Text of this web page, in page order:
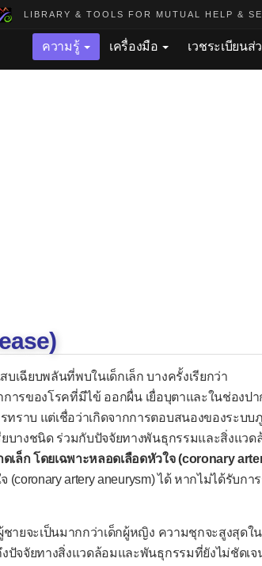
LIBRARY & TOOLS FOR MUTUAL HELP &
ความรู้ เครื่องมือ เวชระเบียนส่
เฉียบพลันที่พบในเด็กเล็ก บางครั้งเรียกว่า
รของโรคที่มีไข้ ออกผื่น เยื่อบุตาและในช่องปา
ราบ แต่เชื่อว่าเกิดจากการตอบสนองของระบ
บางชนิด ร่วมกับปัจจัยทางพันธุกรรมและสิ่งแวด
ล็ก โดยเฉพาะหลอดเลือดหัวใจ (coronary
artery aneurysm) ได้ หากไม่ได้รับกา
ายจะเป็นมากกว่าเด็กผู้หญิง ความชุกจะสูงสุดใ
ปัจจัยทางสิ่งแวดล้อมและพันธุกรรมที่ยังไม่ชัดเจ